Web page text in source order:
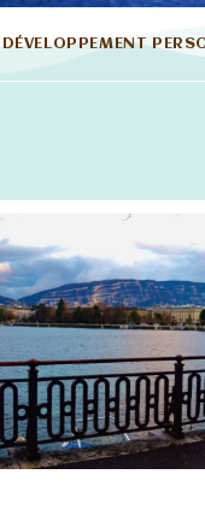
DÉVELOPPEMENT